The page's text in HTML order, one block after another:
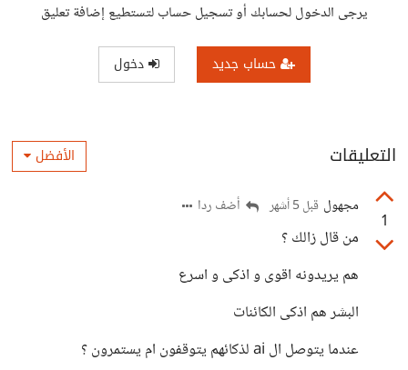
يرجى الدخول لحسابك أو تسجيل حساب لتستطيع إضافة تعليق
حساب جديد دخول
التعليقات الأفضل
1
مجهول قبل 5 أشهر أضف ردا
من قال زالك ؟
هم يريدونه اقوى و اذكى و اسرع
البشر هم اذكى الكائنات
عندما يتوصل ال ai لذكائهم يتوقفون ام يستمرون ؟